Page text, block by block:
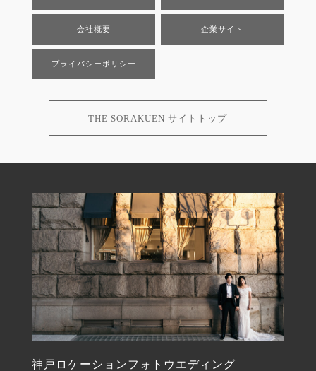
会社概要 企業サイト
プライバシーポリシー
THE SORAKUEN サイトトップ
神戸ロケーションフォトウエディング